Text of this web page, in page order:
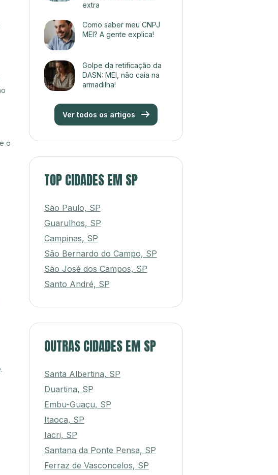
o
extra
Como saber meu CNPJ
MEI? A gente explica!
Golpe da retificação da
DASN: MEI, não caia na
armadilha!
Ver todos os artigos
TOP CIDADES EM SP
São Paulo, SP
Guarulhos, SP
Campinas, SP
São Bernardo do Campo, SP
São José dos Campos, SP
Santo André, SP
OUTRAS CIDADES EM SP
Santa Albertina, SP
Duartina, SP
Embu-Guaçu, SP
Itaoca, SP
Iacri, SP
Santana da Ponte Pensa, SP
Ferraz de Vasconcelos, SP